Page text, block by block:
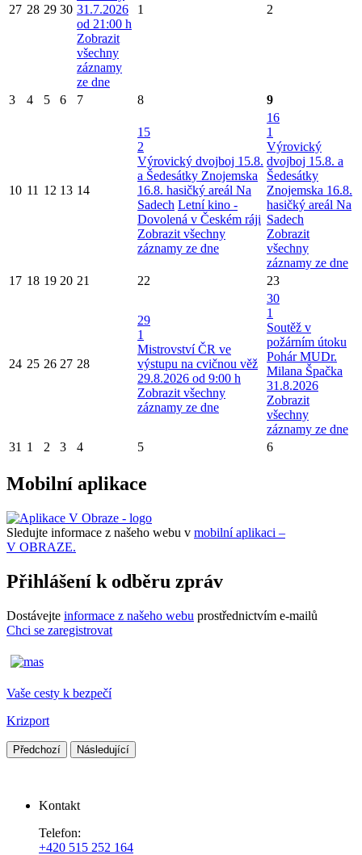
27 28 29 30 31.7.2026
od 21:00 h
Zobrazit
všechny
záznamy
ze dne
1 2
3 4 5 6 7 8 9
10 11 12 13 14
15
2
Výrovický dvojboj 15.8.
a Šedesátky Znojemska
16.8. hasičký areál Na
Sadech Letní kino -
Dovolená v Českém ráji
Zobrazit všechny
záznamy ze dne
16
1
Výrovický
dvojboj 15.8. a
Šedesátky
Znojemska 16.8.
hasičký areál Na
Sadech
Zobrazit
všechny
záznamy ze dne
17 18 19 20 21 22 23
24 25 26 27 28
29
1
Mistrovství ČR ve
výstupu na cvičnou věž
29.8.2026 od 9:00 h
Zobrazit všechny
záznamy ze dne
30
1
Soutěž v
požárním útoku
Pohár MUDr.
Milana Špačka
31.8.2026
Zobrazit
všechny
záznamy ze dne
31 1 2 3 4 5 6
Mobilní aplikace
Sledujte informace z našeho webu v mobilní aplikaci –
V OBRAZE.
Přihlášení k odběru zpráv
Dostávejte informace z našeho webu prostřednictvím e-mailů
Chci se zaregistrovat
Vaše cesty k bezpečí
Krizport
Předchozí Následující
Kontakt
Telefon:
+420 515 252 164